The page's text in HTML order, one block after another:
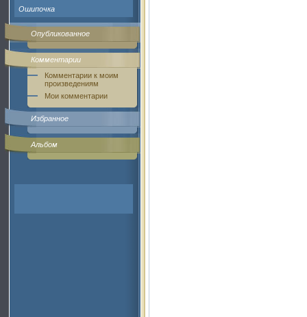
Ошипочка
Опубликованное
Комментарии
Комментарии к моим
произведениям
Мои комментарии
Избранное
Альбом